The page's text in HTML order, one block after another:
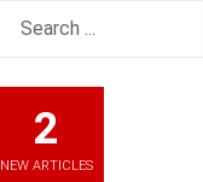
2
NEW ARTICLES